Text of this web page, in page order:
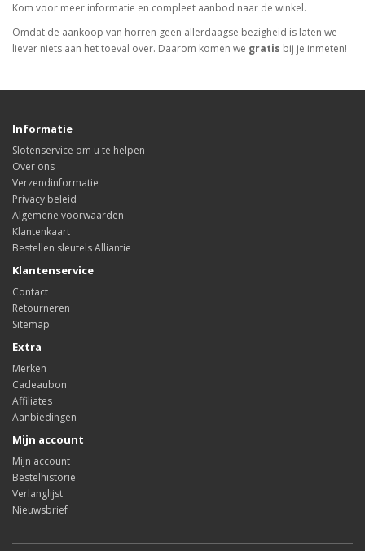
Kom voor meer informatie en compleet aanbod naar de winkel.
Omdat de aankoop van horren geen allerdaagse bezigheid is laten we
liever niets aan het toeval over. Daarom komen we gratis bij je inmeten!
Informatie
Slotenservice om u te helpen
Over ons
Verzendinformatie
Privacy beleid
Algemene voorwaarden
Klantenkaart
Bestellen sleutels Alliantie
Klantenservice
Contact
Retourneren
Sitemap
Extra
Merken
Cadeaubon
Affiliates
Aanbiedingen
Mijn account
Mijn account
Bestelhistorie
Verlanglijst
Nieuwsbrief